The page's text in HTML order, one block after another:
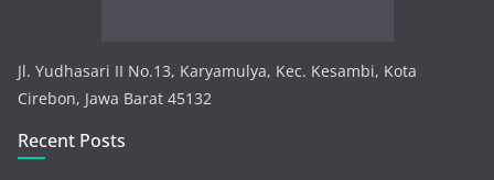
Jl. Yudhasari II No.13, Karyamulya, Kec. Kesambi, Kota
Cirebon, Jawa Barat 45132
Recent Posts